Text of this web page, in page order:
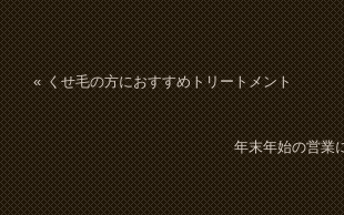
くせ毛の方におすすめトリートメント
年末年始の営業